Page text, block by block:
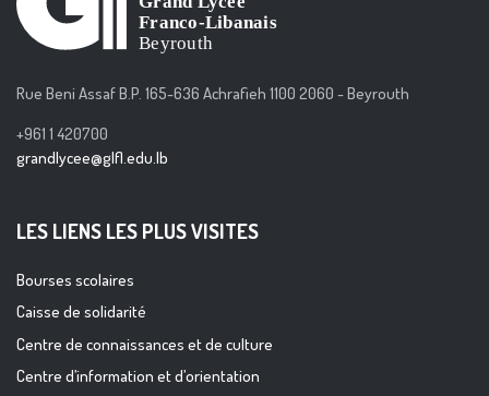
Rue Beni Assaf B.P. 165-636 Achrafieh 1100 2060 - Beyrouth
+961 1 420700
grandlycee@glfl.edu.lb
LES LIENS LES PLUS VISITES
Bourses scolaires
Caisse de solidarité
Centre de connaissances et de culture
Centre d’information et d’orientation